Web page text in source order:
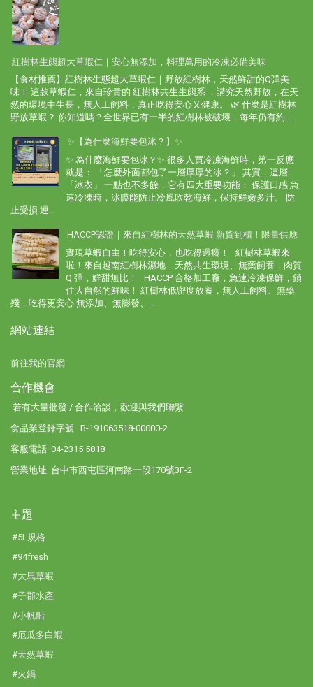
紅樹林生態超大草蝦仁｜安心無添加，料理萬用的冷凍必備美味
【食材推薦】紅樹林生態超大草蝦仁｜野放紅樹林，天然鮮甜的Q彈美
味！ 這款草蝦仁，來自珍貴的 紅樹林共生生態系 ，講究天然野放，在天
然的環境中生長，無人工飼料，真正吃得安心又健康。 🌿 什麼是紅樹林
野放草蝦？ 你知道嗎？全世界已有一半的紅樹林被破壞，每年仍有約 ...
✨【為什麼海鮮要包冰？】✨
✨ 為什麼海鮮要包冰？✨ 很多人買冷凍海鮮時，第一反應
就是： 「怎麼外面都包了一層厚厚的冰？」 其實，這層
「冰衣」 一點也不多餘，它有四大重要功能： 保護口感 急
速冷凍時，冰膜能防止冷風吹乾海鮮，保持鮮嫩多汁。 防
止受損 運...
HACCP認證｜來自紅樹林的天然草蝦 新貨到櫃！限量供應
實現草蝦自由！吃得安心，也吃得過癮！ 紅樹林草蝦來
啦！來自越南紅樹林濕地，天然共生環境、無藥飼養，肉質
Q 彈，鮮甜無比！ HACCP 合格加工廠，急速冷凍保鮮，鎖
住大自然的鮮味！ 紅樹林低密度放養，無人工飼料、無藥
殘，吃得更安心 無添加、無膨發、...
網站連結
前往我的官網
合作機會
若有大量批發 / 合作洽談，歡迎與我們聯繫
食品業登錄字號 B-191063518-00000-2
客服電話 04-2315 5818
營業地址 台中市西屯區河南路一段170號3F-2
主題
#5L規格
#94fresh
#大馬草蝦
#子郡水產
#小帆船
#厄瓜多白蝦
#天然草蝦
#火鍋